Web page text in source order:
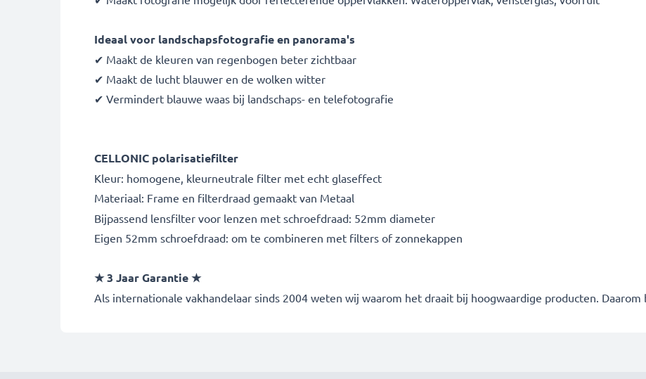
Ideaal voor landschapsfotografie en panorama's
✔ Maakt de kleuren van regenbogen beter zichtbaar
✔ Maakt de lucht blauwer en de wolken witter
✔ Vermindert blauwe waas bij landschaps- en telefotografie
CELLONIC polarisatiefilter
Kleur: homogene, kleurneutrale filter met echt glaseffect
Materiaal: Frame en filterdraad gemaakt van Metaal
Bijpassend lensfilter voor lenzen met schroefdraad: 52mm diameter
Eigen 52mm schroefdraad: om te combineren met filters of zonnekappen
★ 3 Jaar Garantie ★
Als internationale vakhandelaar sinds 2004 weten wij waarom het draait bij hoogwaardige producten.